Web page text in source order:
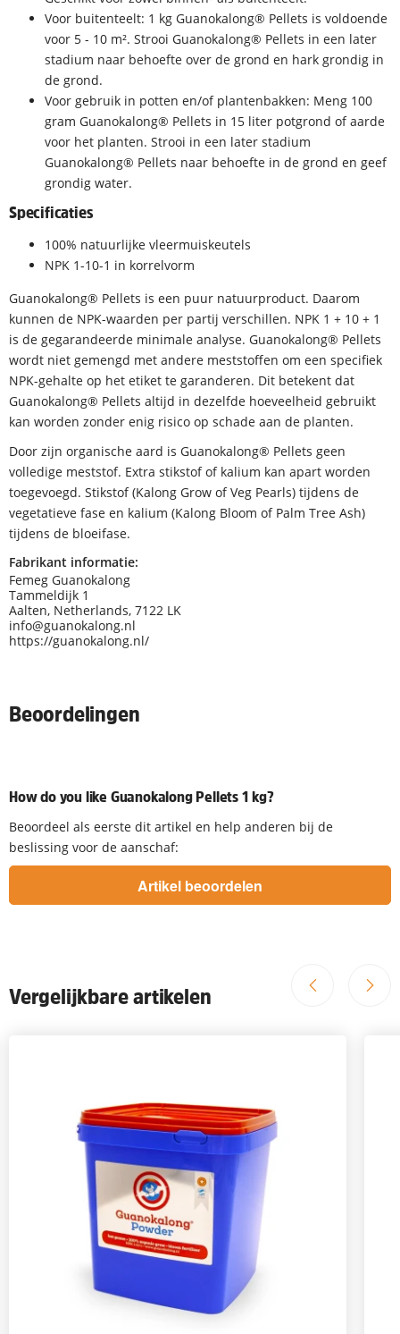
Voor buitenteelt: 1 kg Guanokalong® Pellets is voldoende
voor 5 - 10 m². Strooi Guanokalong® Pellets in een later
stadium naar behoefte over de grond en hark grondig in
de grond.
Voor gebruik in potten en/of plantenbakken: Meng 100
gram Guanokalong® Pellets in 15 liter potgrond of aarde
voor het planten. Strooi in een later stadium
Guanokalong® Pellets naar behoefte in de grond en geef
grondig water.
Specificaties
100% natuurlijke vleermuiskeutels
NPK 1-10-1 in korrelvorm
Guanokalong® Pellets is een puur natuurproduct. Daarom
kunnen de NPK-waarden per partij verschillen. NPK 1 + 10 + 1
is de gegarandeerde minimale analyse. Guanokalong® Pellets
wordt niet gemengd met andere meststoffen om een specifiek
NPK-gehalte op het etiket te garanderen. Dit betekent dat
Guanokalong® Pellets altijd in dezelfde hoeveelheid gebruikt
kan worden zonder enig risico op schade aan de planten.
Door zijn organische aard is Guanokalong® Pellets geen
volledige meststof. Extra stikstof of kalium kan apart worden
toegevoegd. Stikstof (Kalong Grow of Veg Pearls) tijdens de
vegetatieve fase en kalium (Kalong Bloom of Palm Tree Ash)
tijdens de bloeifase.
Fabrikant informatie:
Femeg Guanokalong
Tammeldijk 1
Aalten, Netherlands, 7122 LK
info@guanokalong.nl
https://guanokalong.nl/
Beoordelingen
How do you like Guanokalong Pellets 1 kg?
Beoordeel als eerste dit artikel en help anderen bij de
beslissing voor de aanschaf:
Vergelijkbare artikelen